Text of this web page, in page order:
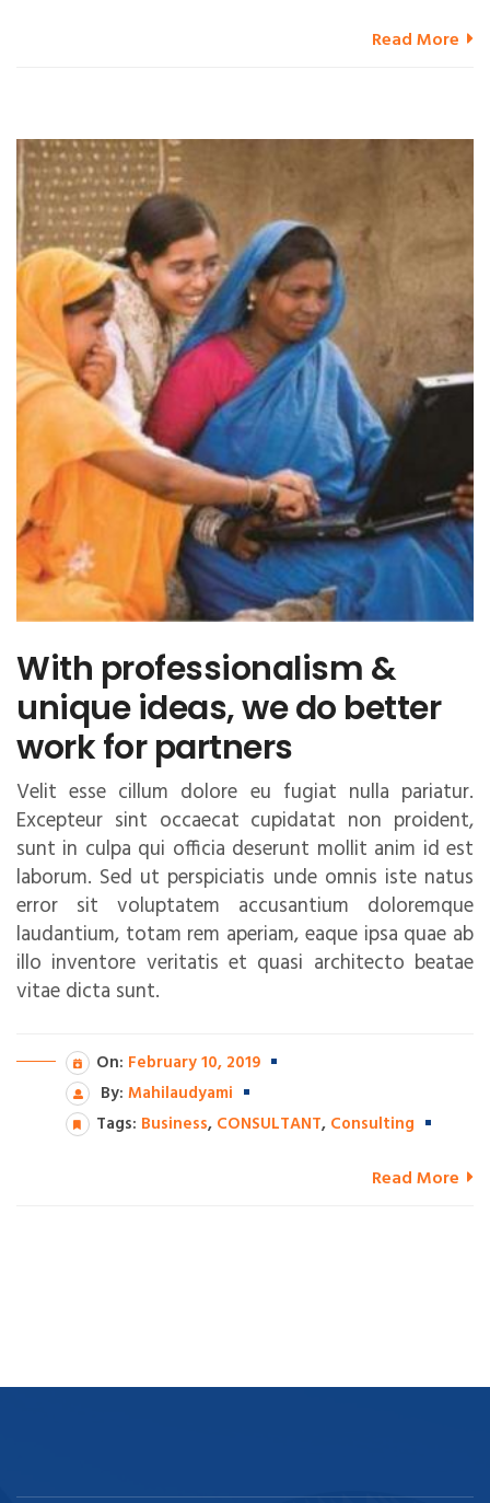
Read More
With professionalism &
unique ideas, we do better
work for partners
Velit esse cillum dolore eu fugiat nulla pariatur.
Excepteur sint occaecat cupidatat non proident,
sunt in culpa qui officia deserunt mollit anim id est
laborum. Sed ut perspiciatis unde omnis iste natus
error sit voluptatem accusantium doloremque
laudantium, totam rem aperiam, eaque ipsa quae ab
illo inventore veritatis et quasi architecto beatae
vitae dicta sunt.
On: February 10, 2019
By: Mahilaudyami
Tags: Business, CONSULTANT, Consulting
Read More